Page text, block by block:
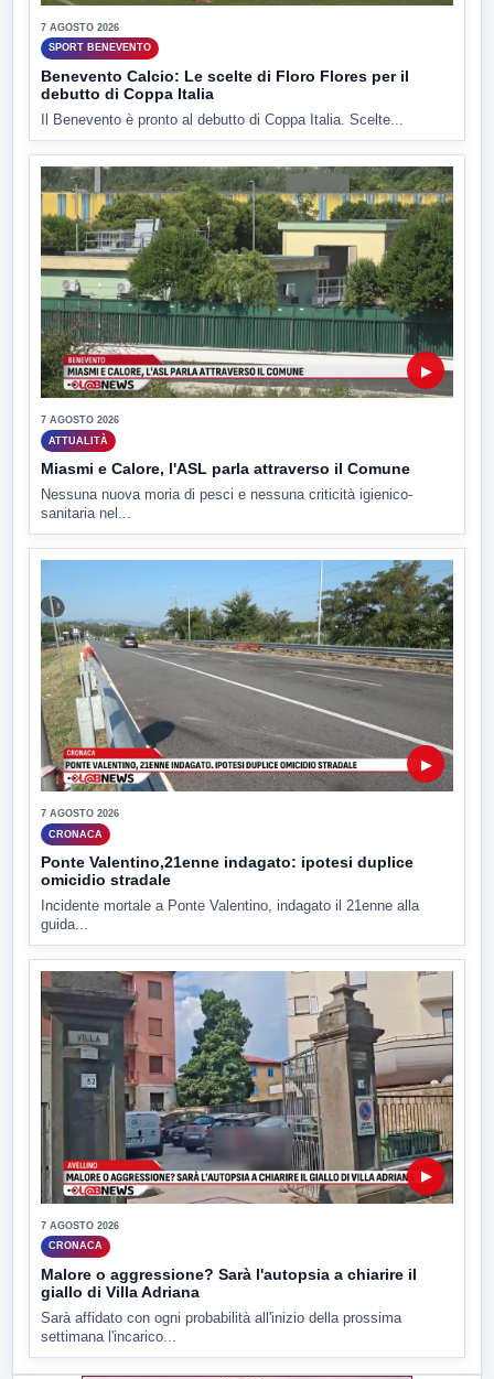
7 AGOSTO 2026
SPORT BENEVENTO
Benevento Calcio: Le scelte di Floro Flores per il
debutto di Coppa Italia
Il Benevento è pronto al debutto di Coppa Italia. Scelte...
▶
7 AGOSTO 2026
ATTUALITÀ
Miasmi e Calore, l'ASL parla attraverso il Comune
Nessuna nuova moria di pesci e nessuna criticità igienico-
sanitaria nel...
▶
7 AGOSTO 2026
CRONACA
Ponte Valentino,21enne indagato: ipotesi duplice
omicidio stradale
Incidente mortale a Ponte Valentino, indagato il 21enne alla
guida...
▶
7 AGOSTO 2026
CRONACA
Malore o aggressione? Sarà l'autopsia a chiarire il
giallo di Villa Adriana
Sarà affidato con ogni probabilità all'inizio della prossima
settimana l'incarico...